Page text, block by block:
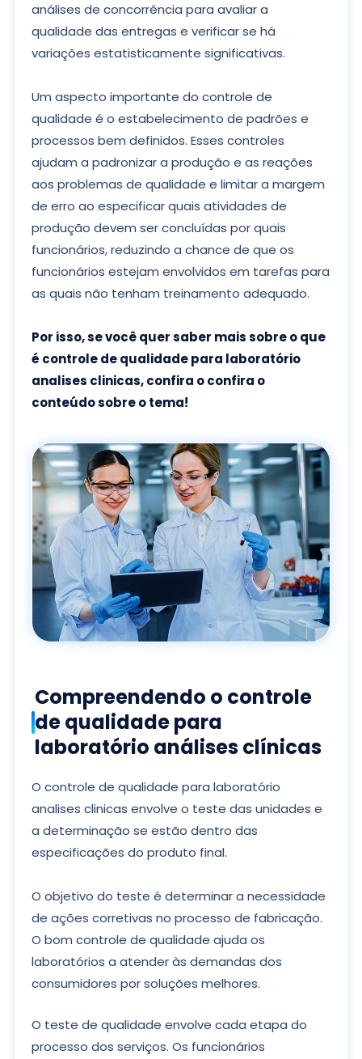
análises de concorrência para avaliar a
qualidade das entregas e verificar se há
variações estatisticamente significativas.
Um aspecto importante do controle de
qualidade é o estabelecimento de padrões e
processos bem definidos. Esses controles
ajudam a padronizar a produção e as reações
aos problemas de qualidade e limitar a margem
de erro ao especificar quais atividades de
produção devem ser concluídas por quais
funcionários, reduzindo a chance de que os
funcionários estejam envolvidos em tarefas para
as quais não tenham treinamento adequado.
Por isso, se você quer saber mais sobre o que
é controle de qualidade para laboratório
analises clinicas, confira o confira o
conteúdo sobre o tema!
Compreendendo o controle
de qualidade para
laboratório análises clínicas
O controle de qualidade para laboratório
analises clinicas envolve o teste das unidades e
a determinação se estão dentro das
especificações do produto final.
O objetivo do teste é determinar a necessidade
de ações corretivas no processo de fabricação.
O bom controle de qualidade ajuda os
laboratórios a atender às demandas dos
consumidores por soluções melhores.
O teste de qualidade envolve cada etapa do
processo dos serviços. Os funcionários